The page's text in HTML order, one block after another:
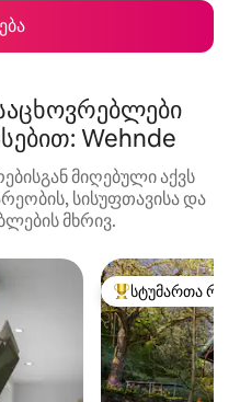
Wehnde
მიღებული აქვს
სისუფთავისა და
მხრივ.
სტუმართა
სტუმართა